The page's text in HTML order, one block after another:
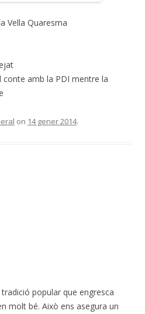
Vella Quaresma
conte amb la PDI mentre la
on 14 gener 2014.
popular que engresca
molt bé. Això ens asegura un